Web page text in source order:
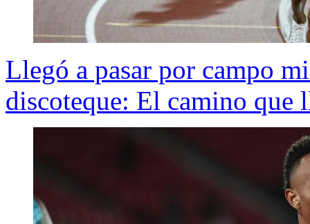
Llegó a pasar por campo
discoteque: El camino que